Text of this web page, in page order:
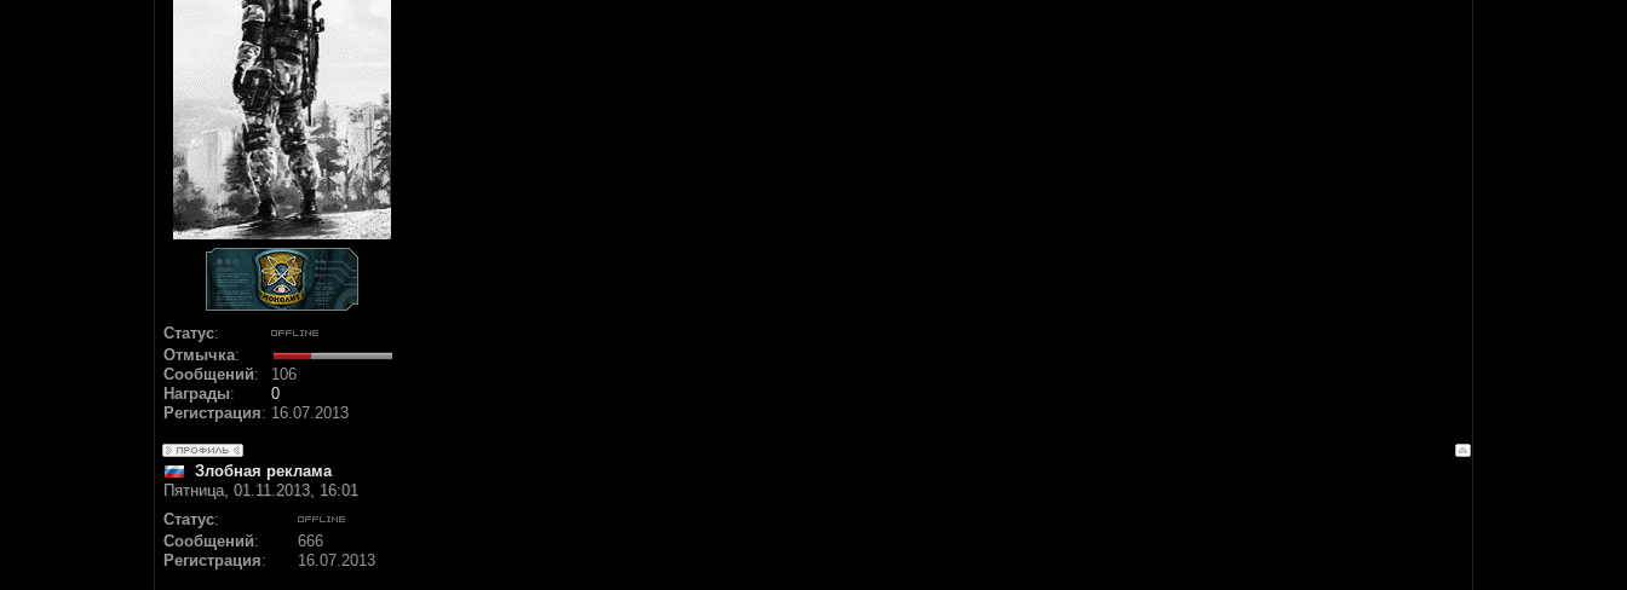
Статус:
Отмычка:
Сообщений:
106
Награды:
0
Регистрация: 16.07.2013
Злобная реклама
Пятница, 01.11.2013, 16:01
Статус:
Сообщений:
666
Регистрация: 16.07.2013